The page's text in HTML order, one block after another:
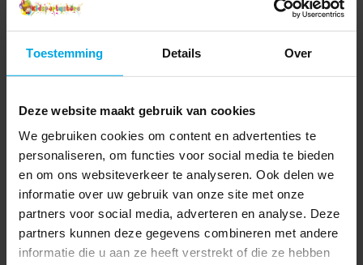
Toestemming Details Over
Deze website maakt gebruik van cookies
We gebruiken cookies om content en advertenties te
personaliseren, om functies voor social media te bieden
en om ons websiteverkeer te analyseren. Ook delen we
informatie over uw gebruik van onze site met onze
partners voor social media, adverteren en analyse. Deze
partners kunnen deze gegevens combineren met andere
informatie die u aan ze heeft verstrekt of die ze hebben
Frozen Versiering
Anderen kochten ook